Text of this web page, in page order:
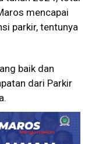
mencapai
parkir, tentunya
baik dan
dari Parkir